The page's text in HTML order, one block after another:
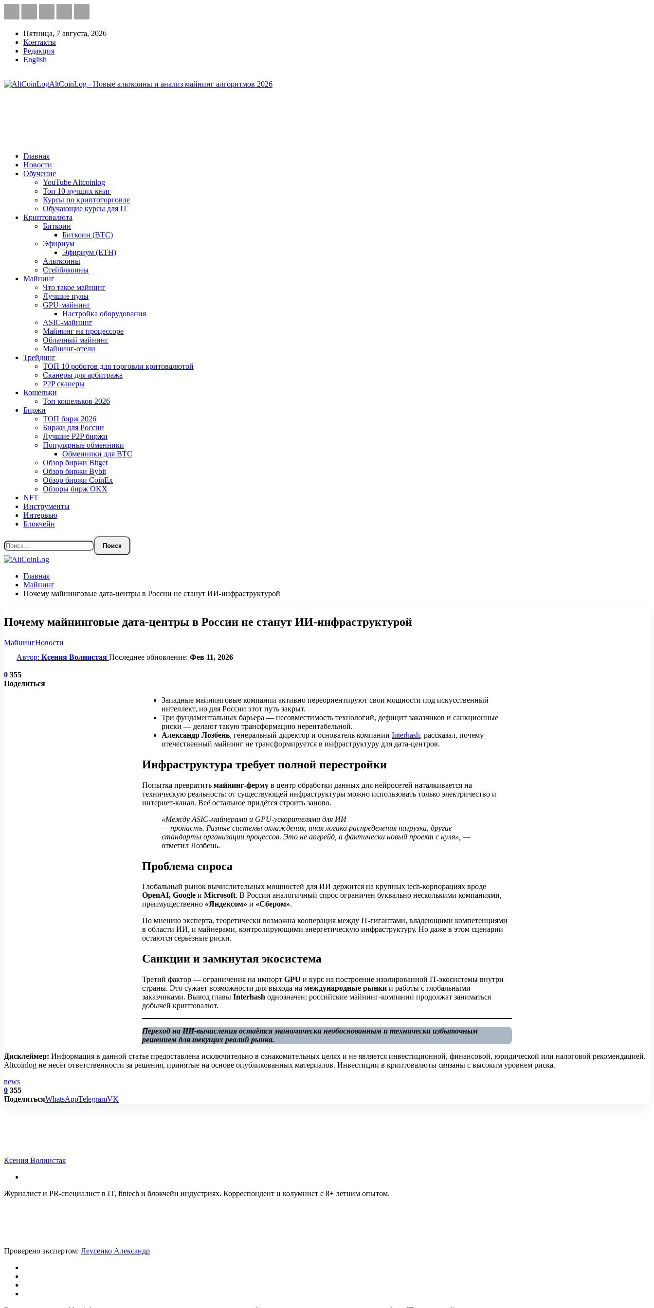
Пятница, 7 августа, 2026
Контакты
Редакция
English
AltCoinLog - Новые альткоины и анализ майнинг алгоритмов 2026
Главная
Новости
Обучение
YouTube Altcoinlog
Топ 10 лучших книг
Курсы по криптоторговле
Обучающие курсы для IT
Криптовалюта
Биткоин
Биткоин (BTC)
Эфириум
Эфириум (ETH)
Альткоины
Стейблкоины
Майнинг
Что такое майнинг
Лучшие пулы
GPU-майнинг
Настройка оборудования
ASIC-майнинг
Майнинг на процессоре
Облачный майнинг
Майнинг-отели
Трейдинг
ТОП 10 роботов для торговли критовалютой
Сканеры для арбитража
P2P сканеры
Кошельки
Топ кошельков 2026
Биржи
ТОП бирж 2026
Биржи для России
Лучшие P2P биржи
Популярные обменники
Обменники для BTC
Обзор биржи Bitget
Обзор биржи Bybit
Обзор биржи CoinEx
Обзоры бирж OKX
NFT
Инструменты
Интервью
Блокчейн
Главная
Майнинг
Почему майнинговые дата-центры в России не станут ИИ-инфраструктурой
Почему майнинговые дата-центры в России не станут ИИ-инфраструктурой
МайнингНовости
Автор: Ксения Волнистая Последнее обновление: Фев 11, 2026
0 355
Поделиться
Западные майнинговые компании активно переориентируют свои мощности под искусственный
интеллект, но для России этот путь закрыт.
Три фундаментальных барьера — несовместимость технологий, дефицит заказчиков и санкционные
риски — делают такую трансформацию нерентабельной.
Александр Лозбень, генеральный директор и основатель компании Interhash, рассказал, почему
отечественный майнинг не трансформируется в инфраструктуру для дата-центров.
Инфраструктура требует полной перестройки
Попытка превратить майнинг-ферму в центр обработки данных для нейросетей наталкивается на
техническую реальность: от существующей инфраструктуры можно использовать только электричество и
интернет-канал. Всё остальное придётся строить заново.
«Между ASIC-майнерами и GPU-ускорителями для ИИ
— пропасть. Разные системы охлаждения, иная логика распределения нагрузки, другие
стандарты организации процессов. Это не апгрейд, а фактически новый проект с нуля», —
отметил Лозбень.
Проблема спроса
Глобальный рынок вычислительных мощностей для ИИ держится на крупных tech-корпорациях вроде
OpenAI, Google и Microsoft. В России аналогичный спрос ограничен буквально несколькими компаниями,
преимущественно «Яндексом» и «Сбером».
По мнению эксперта, теоретически возможна кооперация между IT-гигантами, владеющими компетенциями
в области ИИ, и майнерами, контролирующими энергетическую инфраструктуру. Но даже в этом сценарии
остаются серьёзные риски.
Санкции и замкнутая экосистема
Третий фактор — ограничения на импорт GPU и курс на построение изолированной IT-экосистемы внутри
страны. Это сужает возможности для выхода на международные рынки и работы с глобальными
заказчиками. Вывод главы Interhash однозначен: российские майнинг-компании продолжат заниматься
добычей криптовалют.
Переход на ИИ-вычисления остаётся экономически необоснованным и технически избыточным
решением для текущих реалий рынка.
Дисклеймер: Информация в данной статье предоставлена исключительно в ознакомительных целях и не является инвестиционной, финансовой, юридической или налоговой рекомендацией.
Altcoinlog не несёт ответственности за решения, принятые на основе опубликованных материалов. Инвестиции в криптовалюты связаны с высоким уровнем риска.
news
0 355
ПоделитьсяWhatsAppTelegramVK
Ксения Волнистая
Журналист и PR-специалист в IT, fintech и блокчейн индустриях. Корреспондент и колумнист с 8+ летним опытом.
Проверено экспертом: Леусенко Александр